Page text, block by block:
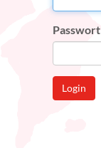
Passwort
Login